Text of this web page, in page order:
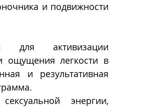
и подвижности
для активизации
ощущения легкости в
и результативная
энергии,